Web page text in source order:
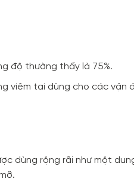
độ thường thấy là 75%.
viêm tai dùng cho các vận
dùng rộng rãi như một